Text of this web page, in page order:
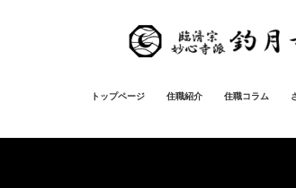
ス
ン
トップページ 住職紹介 住職コラム